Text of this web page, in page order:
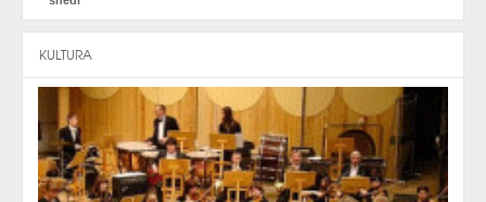
KULTURA